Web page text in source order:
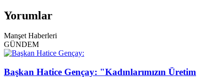
Yorumlar
Manşet Haberleri
GÜNDEM
Başkan Hatice Gençay: "Kadınlarımızın Üretim